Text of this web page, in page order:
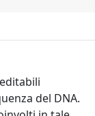
del DNA.